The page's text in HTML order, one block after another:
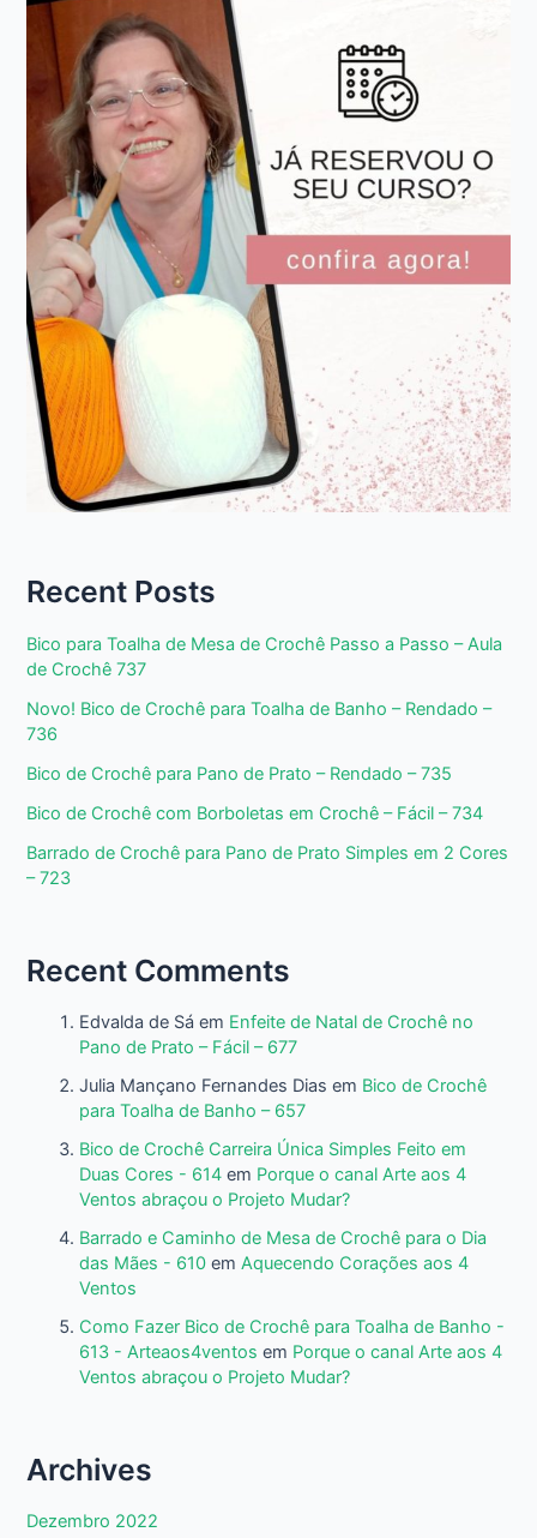
Recent Posts
Bico para Toalha de Mesa de Crochê Passo a Passo – Aula
de Crochê 737
Novo! Bico de Crochê para Toalha de Banho – Rendado –
736
Bico de Crochê para Pano de Prato – Rendado – 735
Bico de Crochê com Borboletas em Crochê – Fácil – 734
Barrado de Crochê para Pano de Prato Simples em 2 Cores
– 723
Recent Comments
Edvalda de Sá em Enfeite de Natal de Crochê no
Pano de Prato – Fácil – 677
Julia Mançano Fernandes Dias em Bico de Crochê
para Toalha de Banho – 657
Bico de Crochê Carreira Única Simples Feito em
Duas Cores - 614 em Porque o canal Arte aos 4
Ventos abraçou o Projeto Mudar?
Barrado e Caminho de Mesa de Crochê para o Dia
das Mães - 610 emAquecendo Corações aos 4
Ventos
Como Fazer Bico de Crochê para Toalha de Banho -
613 - Arteaos4ventos em Porque o canal Arte aos 4
Ventos abraçou o Projeto Mudar?
Archives
Dezembro 2022